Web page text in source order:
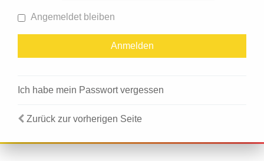
Angemeldet bleiben
Ich habe mein Passwort vergessen
Zurück zur vorherigen Seite